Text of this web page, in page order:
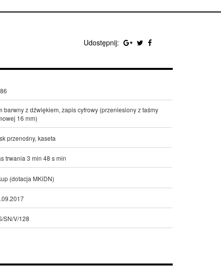
Udostępnij:
barwny z dźwiękiem, zapis cyfrowy (przeniesiony z taśmy
16 mm)
przenośny, kaseta
trwania 3 min 48 s min
(dotacja MKiDN)
SN/V/128